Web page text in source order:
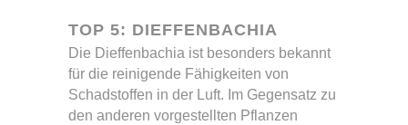
TOP 5: DIEFFENBACHIA
Die Dieffenbachia ist besonders bekannt
für die reinigende Fähigkeiten von
Schadstoffen in der Luft. Im Gegensatz zu
den anderen vorgestellten Pflanzen